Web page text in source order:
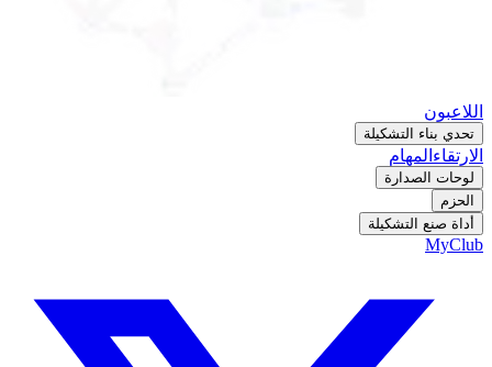
اللاعبون
تحدي بناء التشكيلة
الارتقاء المهام
لوحات الصدارة
الحزم
أداة صنع التشكيلة
MyClub